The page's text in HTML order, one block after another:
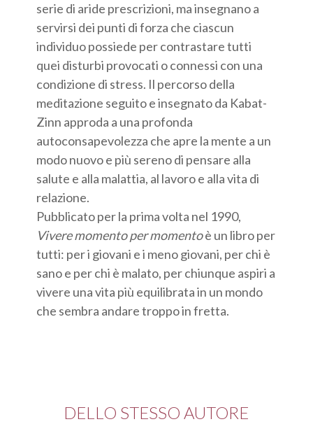
serie di aride prescrizioni, ma insegnano a
servirsi dei punti di forza che ciascun
individuo possiede per contrastare tutti
quei disturbi provocati o connessi con una
condizione di stress. Il percorso della
meditazione seguito e insegnato da Kabat-
Zinn approda a una profonda
autoconsapevolezza che apre la mente a un
modo nuovo e più sereno di pensare alla
salute e alla malattia, al lavoro e alla vita di
relazione.
Pubblicato per la prima volta nel 1990,
Vivere momento per momentoè un libro per
tutti: per i giovani e i meno giovani, per chi è
sano e per chi è malato, per chiunque aspiri a
vivere una vita più equilibrata in un mondo
che sembra andare troppo in fretta.
DELLO STESSO AUTORE